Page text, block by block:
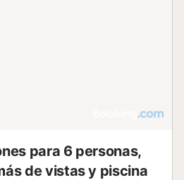
para 6 personas,
de vistas y piscina